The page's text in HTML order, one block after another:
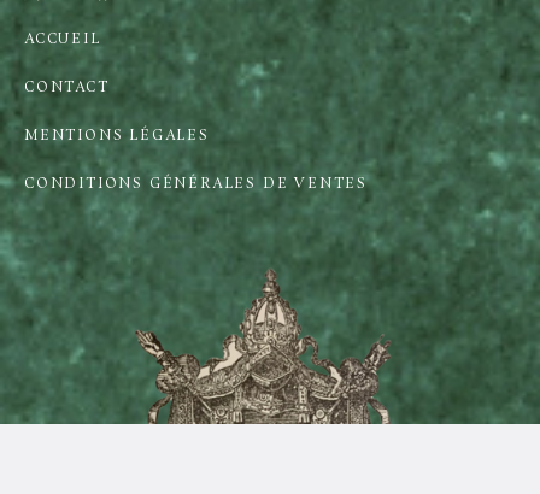
ACCUEIL
CONTACT
MENTIONS LÉGALES
CONDITIONS GÉNÉRALES DE VENTES